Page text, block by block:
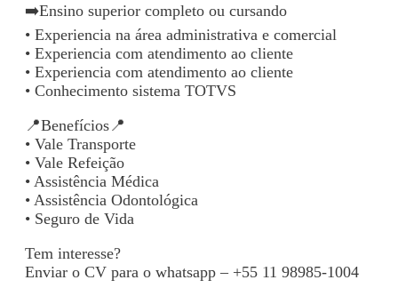
➡️Ensino superior completo ou cursando
• Experiencia na área administrativa e comercial
• Experiencia com atendimento ao cliente
• Experiencia com atendimento ao cliente
• Conhecimento sistema TOTVS
📍Benefícios📍
• Vale Transporte
• Vale Refeição
• Assistência Médica
• Assistência Odontológica
• Seguro de Vida
Tem interesse?
Enviar o CV para o whatsapp – +55 11 98985-1004